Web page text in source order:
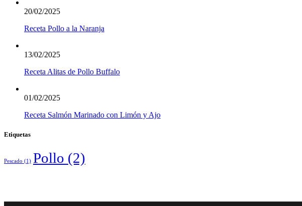
20/02/2025
Receta Pollo a la Naranja
13/02/2025
Receta Alitas de Pollo Buffalo
01/02/2025
Receta Salmón Marinado con Limón y Ajo
Etiquetas
Pescado (1) Pollo (2)